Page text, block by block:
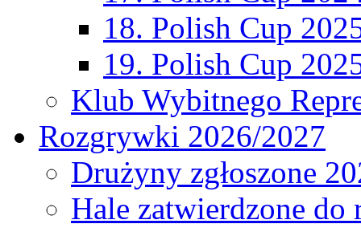
18. Polish Cup
19. Polish Cup
Klub Wybitnego
Rozgrywki 2026/2027
Drużyny zgłoszone
Hale zatwierdzone